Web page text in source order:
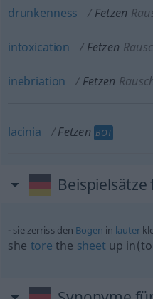
drunkenness Fetzen
intoxication Fetzen
inebriation Fetzen
lacinia Fetzen BOT
sie zerriss den Bogen in lauter
she tore the sheet up